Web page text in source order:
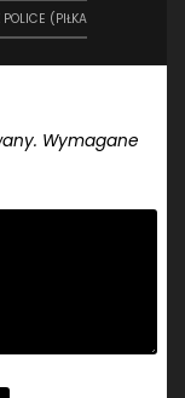
(PIŁKA
Wymagane